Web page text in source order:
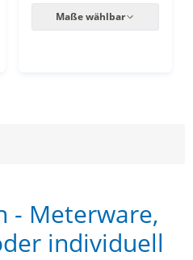
B1
Maße wählbar
- Meterware,
individuell